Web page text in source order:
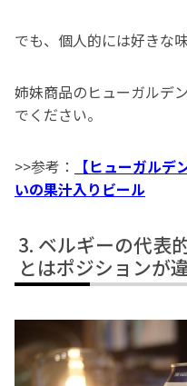
でも、個人的には好きな
姉妹商品のヒューガルデ
でください。
>>参考：
【ヒューガル
いの果汁入りビール
ベルギーの代表
とはポジションが